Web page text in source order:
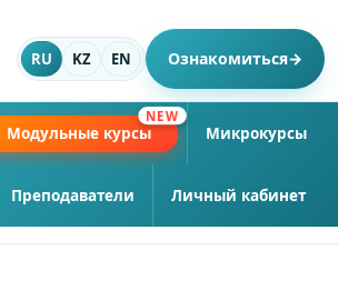
RU KZ EN Ознакомиться→
Модульные курсы
NEW
Микрокурсы
Преподаватели Личный кабинет